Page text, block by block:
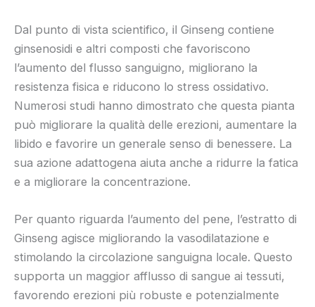
Dal punto di vista scientifico, il Ginseng contiene
ginsenosidi e altri composti che favoriscono
l’aumento del flusso sanguigno, migliorano la
resistenza fisica e riducono lo stress ossidativo.
Numerosi studi hanno dimostrato che questa pianta
può migliorare la qualità delle erezioni, aumentare la
libido e favorire un generale senso di benessere. La
sua azione adattogena aiuta anche a ridurre la fatica
e a migliorare la concentrazione.
Per quanto riguarda l’aumento del pene, l’estratto di
Ginseng agisce migliorando la vasodilatazione e
stimolando la circolazione sanguigna locale. Questo
supporta un maggior afflusso di sangue ai tessuti,
favorendo erezioni più robuste e potenzialmente